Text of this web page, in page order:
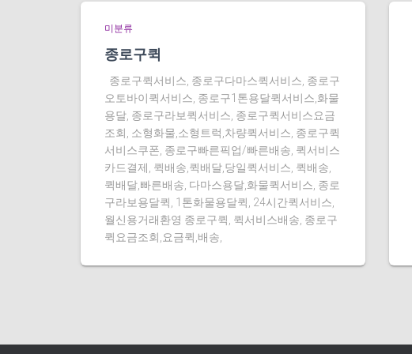
미분류
종로구퀵
종로구퀵서비스, 종로구다마스퀵서비스, 종로구
오토바이퀵서비스, 종로구1톤용달퀵서비스,화물
용달, 종로구라보퀵서비스, 종로구퀵서비스요금
조회, 소형화물,소형트럭,차량퀵서비스, 종로구퀵
서비스쿠폰, 종로구빠른픽업/빠른배송, 퀵서비스
카드결제, 퀵배송,퀵배달,당일퀵서비스, 퀵배송,
퀵배달,빠른배송, 다마스용달,화물퀵서비스, 종로
구라보용달퀵, 1톤화물용달퀵, 24시간퀵서비스,
월신용거래환영 종로구퀵, 퀵서비스배송, 종로구
퀵요금조회,요금퀵,배송,